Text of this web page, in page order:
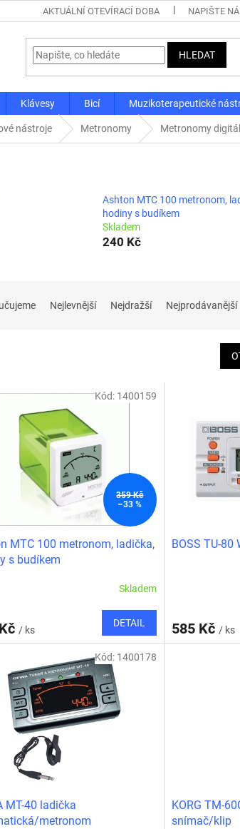
AKTUÁLNÍ OTEVÍRACÍ DOBA NAPIŠTE
HLEDAT
Klávesy Bicí Muzikoterapeutické
nástroje Metronomy Metronomy
Ashton MTC 100 metronom,
hodiny s budíkem
Skladem
240 Kč
Nejlevnější Nejdražší Nejprodávanější
359 Kč
–33 %
MTC 100 metronom, ladička,
s budíkem
Skladem
/ ks
DETAIL
Kód: 1400159
BOSS TU-
585 Kč / ks
MT-40 ladička
metronom
Kód: 1400178
KORG TM-
snímač/klip